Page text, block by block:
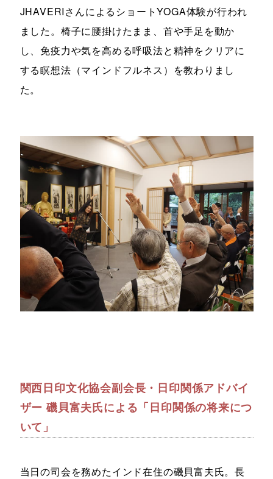
JHAVERIさんによるショートYOGA体験が行われ
ました。椅子に腰掛けたまま、首や手足を動か
し、免疫力や気を高める呼吸法と精神をクリアに
する瞑想法（マインドフルネス）を教わりまし
た。
関西日印文化協会副会長・日印関係アドバイ
ザー 磯貝富夫氏による「日印関係の将来につ
いて」
当日の司会を務めたインド在住の磯貝富夫氏。長